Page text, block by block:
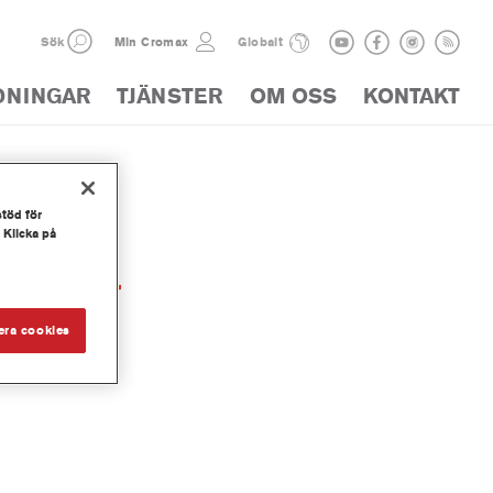
Sök Min Cromax Globalt
TJÄNSTER OM OSS KONTAKT
för
på
cookies